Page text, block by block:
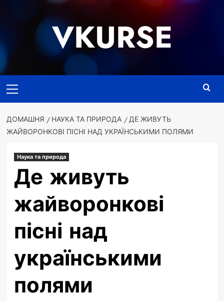
VKURSE
меню
ДОМАШНЯ НАУКА ТА ПРИРОДА
ДЕ ЖИВУТЬ
ЖАЙВОРОНКОВІ ПІСНІ НАД УКРАЇНСЬКИМИ ПОЛЯМИ
Наука та природа
Де живуть
жайворонкові
пісні над
українськими
полями